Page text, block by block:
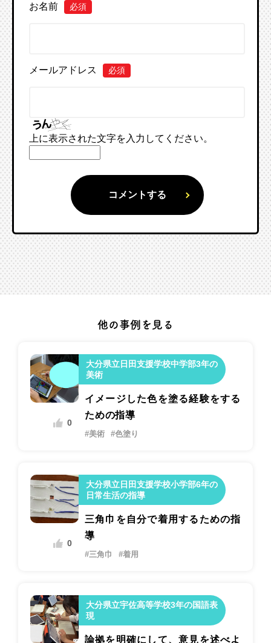
お名前 必須
メールアドレス 必須
上に表示された文字を入力してください。
他の事例を見る
大分県立日田支援学校中学部3年の
美術
0
イメージした色を塗る経験をする
ための指導
#美術 #色塗り
大分県立日田支援学校小学部6年の
日常生活の指導
0
三角巾を自分で着用するための指
導
#三角巾 #着用
大分県立宇佐高等学校3年の国語表
現
論拠を明確にして、意見を述べよ